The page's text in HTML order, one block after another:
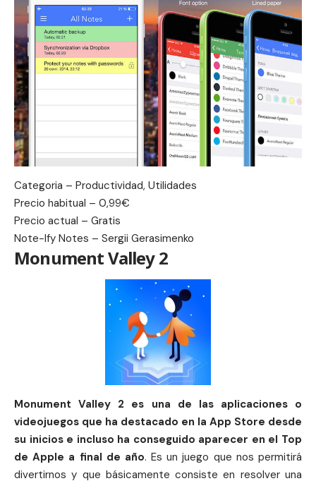
Categoria – Productividad, Utilidades
Precio habitual – 0,99€
Precio actual – Gratis
Note-Ify Notes – Sergii Gerasimenko
Monument Valley 2
Monument Valley 2 es una de las aplicaciones o
videojuegos que ha destacado en la App Store desde
su inicios e incluso ha conseguido aparecer en el Top
de Apple a final de año. Es un juego que nos permitirá
divertirnos y que básicamente consiste en resolver una